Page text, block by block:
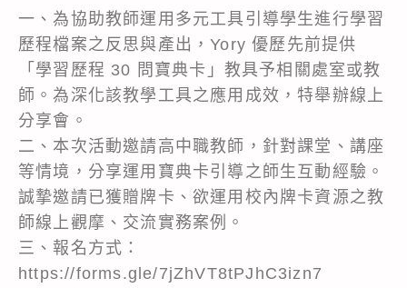
一、為協助教師運用多元工具引導學生進行學習
歷程檔案之反思與產出，Yory 優歷先前提供
「學習歷程 30 問寶典卡」教具予相關處室或教
師。為深化該教學工具之應用成效，特舉辦線上
分享會。
二、本次活動邀請高中職教師，針對課堂、講座
等情境，分享運用寶典卡引導之師生互動經驗。
誠摯邀請已獲贈牌卡、欲運用校內牌卡資源之教
師線上觀摩、交流實務案例。
三、報名方式：
https://forms.gle/7jZhVT8tPJhC3izn7